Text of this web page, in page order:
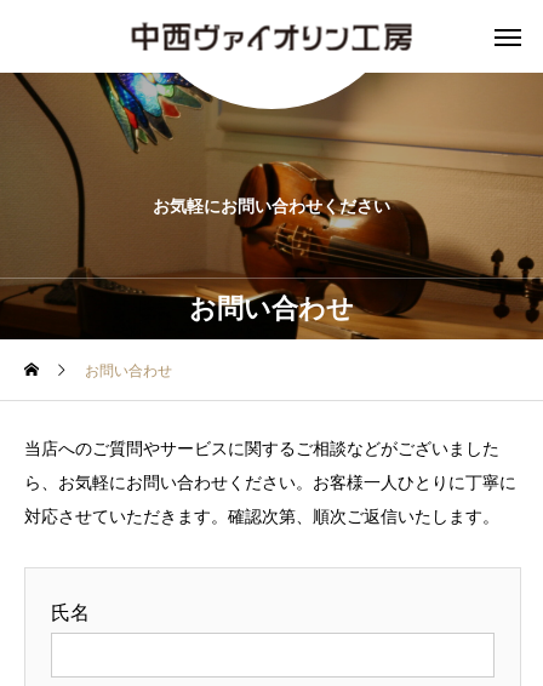
お気軽にお問い合わせください
お問い合わせ
お問い合わせ
当店へのご質問やサービスに関するご相談などがございました
ら、お気軽にお問い合わせください。お客様一人ひとりに丁寧に
対応させていただきます。確認次第、順次ご返信いたします。
氏名